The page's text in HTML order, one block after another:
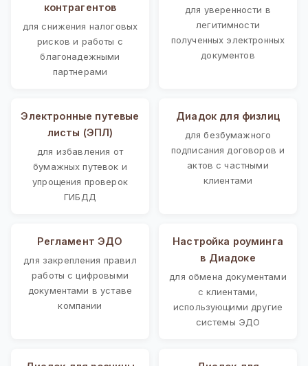
контрагентов
для снижения налоговых
рисков и работы с
благонадежными
партнерами
для уверенности в
легитимности
полученных электронных
документов
Электронные путевые
листы (ЭПЛ)
для избавления от
бумажных путевок и
упрощения проверок
ГИБДД
Диадок для физлиц
для безбумажного
подписания договоров и
актов с частными
клиентами
Регламент ЭДО
для закрепления правил
работы с цифровыми
документами в уставе
компании
Настройка роуминга
в Диадоке
для обмена документами
с клиентами,
использующими другие
системы ЭДО